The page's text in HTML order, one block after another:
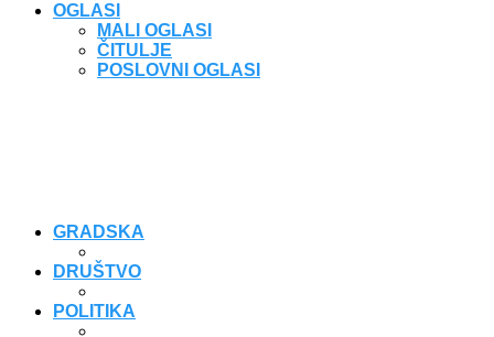
OGLASI
MALI OGLASI
ČITULJE
POSLOVNI OGLASI
GRADSKA
DRUŠTVO
POLITIKA